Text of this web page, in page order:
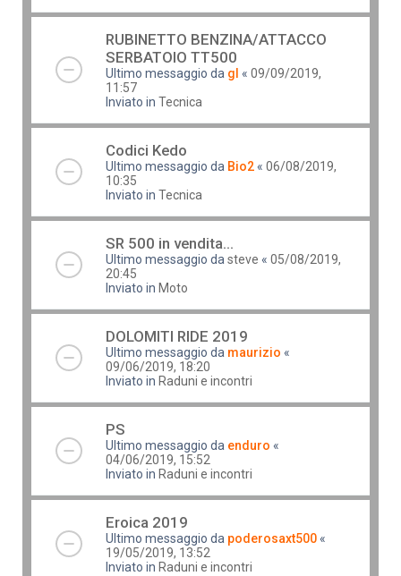
RUBINETTO BENZINA/ATTACCO
SERBATOIO TT500
Ultimo messaggio da gl « 09/09/2019,
11:57
Inviato in Tecnica
Codici Kedo
Ultimo messaggio da Bio2 « 06/08/2019,
10:35
Inviato in Tecnica
SR 500 in vendita...
Ultimo messaggio dasteve « 05/08/2019,
20:45
Inviato in Moto
DOLOMITI RIDE 2019
Ultimo messaggio da maurizio «
09/06/2019, 18:20
Inviato in Raduni e incontri
PS
Ultimo messaggio da enduro «
04/06/2019, 15:52
Inviato in Raduni e incontri
Eroica 2019
Ultimo messaggio da poderosaxt500 «
19/05/2019, 13:52
Inviato in Raduni e incontri